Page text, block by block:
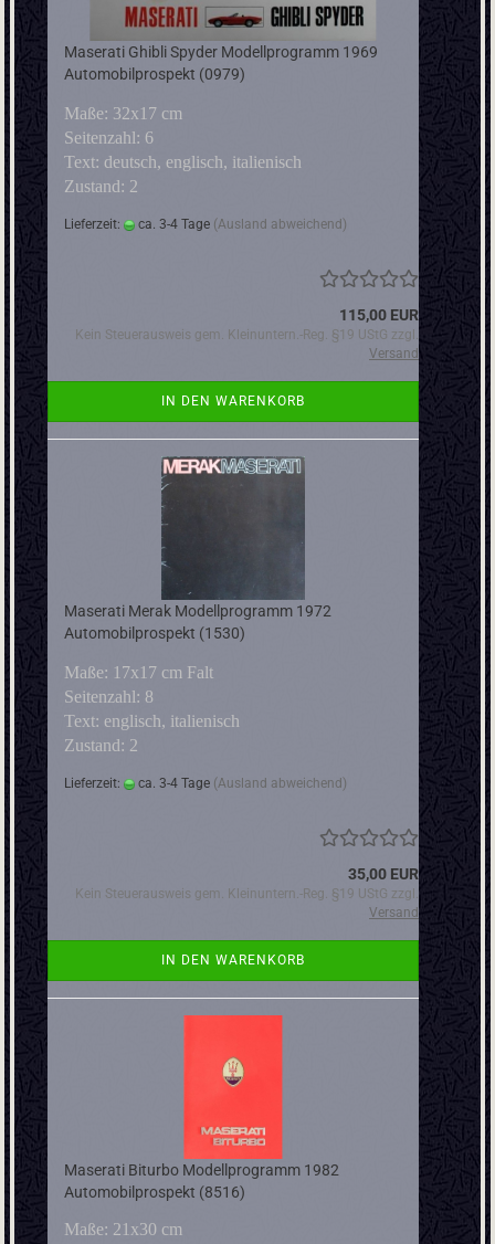
Maserati Ghibli Spyder Modellprogramm 1969
Automobilprospekt (0979)
Maße: 32x17 cm
Seitenzahl: 6
Text: deutsch, englisch, italienisch
Zustand: 2
Lieferzeit: ca. 3-4 Tage (Ausland abweichend)
115,00 EUR
Kein Steuerausweis gem. Kleinuntern.-Reg. §19 UStG zzgl.
Versand
IN DEN WARENKORB
Maserati Merak Modellprogramm 1972
Automobilprospekt (1530)
Maße: 17x17 cm Falt
Seitenzahl: 8
Text: englisch, italienisch
Zustand: 2
Lieferzeit: ca. 3-4 Tage (Ausland abweichend)
35,00 EUR
Kein Steuerausweis gem. Kleinuntern.-Reg. §19 UStG zzgl.
Versand
IN DEN WARENKORB
Maserati Biturbo Modellprogramm 1982
Automobilprospekt (8516)
Maße: 21x30 cm